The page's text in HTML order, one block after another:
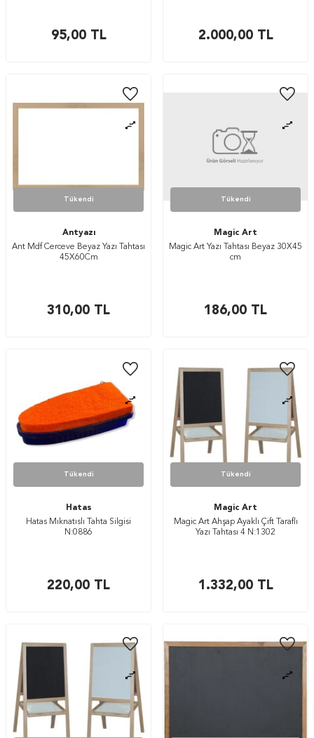
95,00TL 2.000,00TL
Tükendi
Antyazı
Ant Mdf Cerceve Beyaz Yazı Tahtası
45X60Cm
310,00 TL
Tükendi
Magic Art
Magic Art Yazı Tahtası Beyaz 30X45
cm
186,00 TL
Tükendi
Hatas
Hatas Mıknatıslı Tahta Silgisi
N:0886
220,00 TL
Tükendi
Magic Art
Magic Art Ahşap Ayaklı Çift Taraflı
Yazı Tahtası 4 N:1302
1.332,00TL